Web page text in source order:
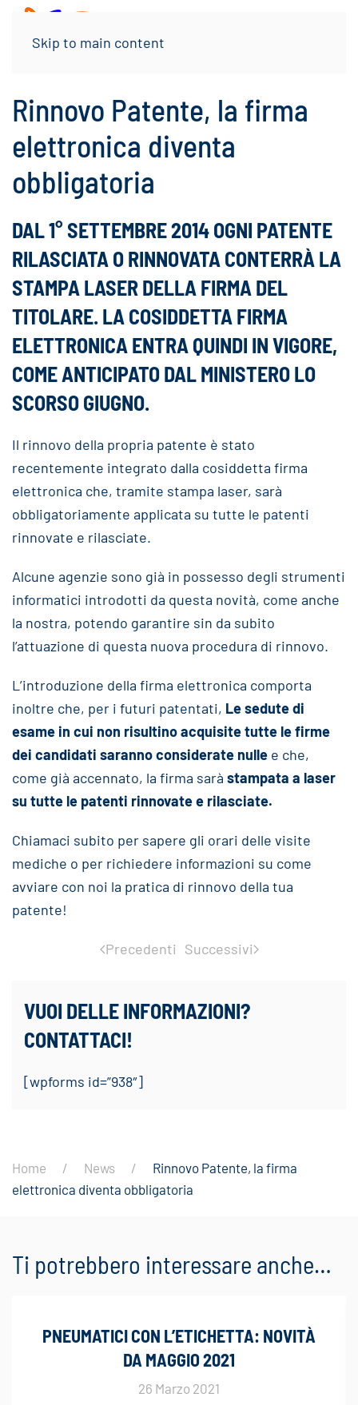
Skip to main content
Rinnovo Patente, la firma
elettronica diventa
obbligatoria
DAL 1° SETTEMBRE 2014 OGNI PATENTE
RILASCIATA O RINNOVATA CONTERRÀ LA
STAMPA LASER DELLA FIRMA DEL
TITOLARE. LA COSIDDETTA FIRMA
ELETTRONICA ENTRA QUINDI IN VIGORE,
COME ANTICIPATO DAL MINISTERO LO
SCORSO GIUGNO.
Il rinnovo della propria patente è stato
recentemente integrato dalla cosiddetta firma
elettronica che, tramite stampa laser, sarà
obbligatoriamente applicata su tutte le patenti
rinnovate e rilasciate.
Alcune agenzie sono già in possesso degli strumenti
informatici introdotti da questa novità, come anche
la nostra, potendo garantire sin da subito
l’attuazione di questa nuova procedura di rinnovo.
L’introduzione della firma elettronica comporta
inoltre che, per i futuri patentati, Le sedute di
esame in cui non risultino acquisite tutte le firme
dei candidati saranno considerate nulle e che,
come già accennato, la firma sarà stampata a laser
su tutte le patenti rinnovate e rilasciate.
Chiamaci subito per sapere gli orari delle visite
mediche o per richiedere informazioni su come
avviare con noi la pratica di rinnovo della tua
patente!
Precedenti Successivi
VUOI DELLE INFORMAZIONI?
CONTATTACI!
[wpforms id=”938″]
Home News
Rinnovo Patente, la firma
elettronica diventa obbligatoria
Ti potrebbero interessare anche…
PNEUMATICI CON L’ETICHETTA: NOVITÀ
DA MAGGIO 2021
26 Marzo 2021